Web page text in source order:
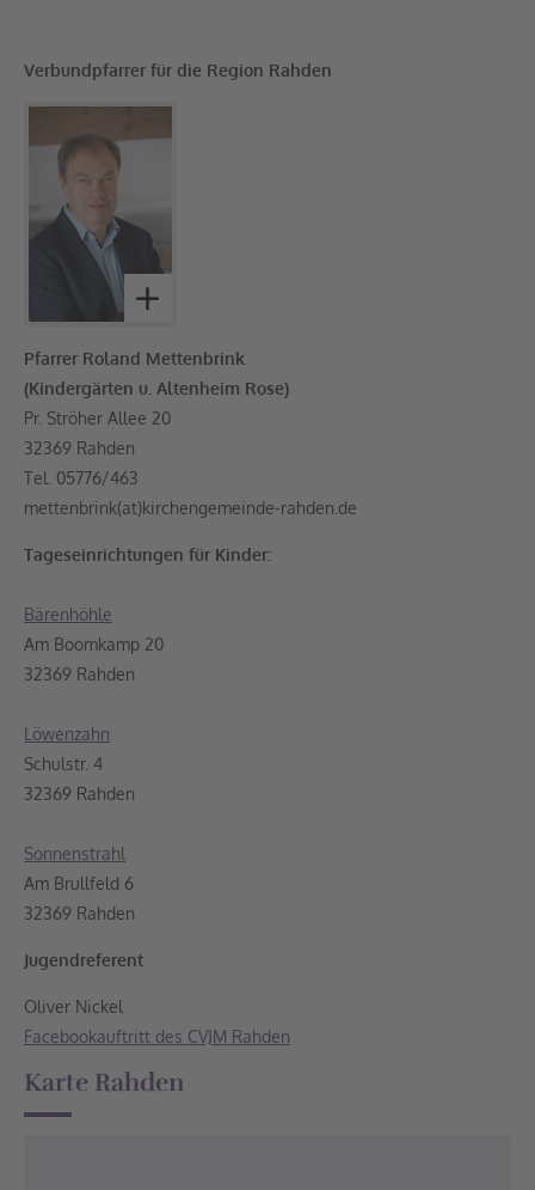
Verbundpfarrer für die Region Rahden
Pfarrer Roland Mettenbrink
(Kindergärten u. Altenheim Rose)
Pr. Ströher Allee 20
32369 Rahden
Tel. 05776/463
mettenbrink(at)kirchengemeinde-rahden.de
Tageseinrichtungen für Kinder:
Bärenhöhle
Am Boomkamp 20
32369 Rahden
Löwenzahn
Schulstr. 4
32369 Rahden
Sonnenstrahl
Am Brullfeld 6
32369 Rahden
Jugendreferent
Oliver Nickel
Facebookauftritt des CVJM Rahden
Karte Rahden